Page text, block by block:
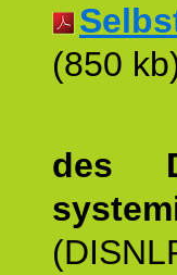
(850
des